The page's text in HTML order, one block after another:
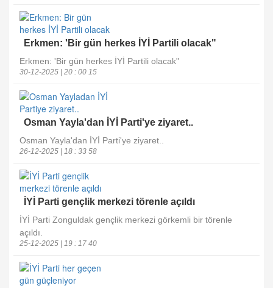
Erkmen: 'Bir gün herkes İYİ Partili olacak"
Erkmen: 'Bir gün herkes İYİ Partili olacak"
30-12-2025 | 20 : 00 15
Osman Yayla'dan İYİ Parti'ye ziyaret..
Osman Yayla'dan İYİ Parti'ye ziyaret..
26-12-2025 | 18 : 33 58
İYİ Parti gençlik merkezi törenle açıldı
İYİ Parti Zonguldak gençlik merkezi görkemli bir törenle
açıldı.
25-12-2025 | 19 : 17 40